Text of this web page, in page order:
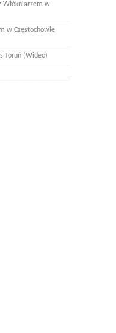
Włókniarzem w
w Częstochowie
Toruń (Wideo)